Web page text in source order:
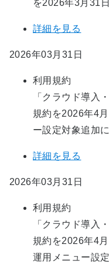
を2026年3月31
詳細を見る
2026年03月31日
利用規約
「クラウド導入
規約を2026年4
ー設定対象追加
詳細を見る
2026年03月31日
利用規約
「クラウド導入
規約を2026年4
運用メニュー設